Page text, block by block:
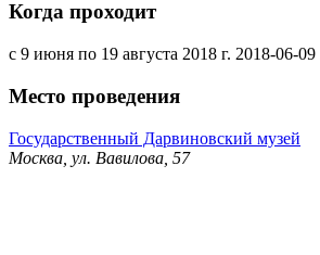
Когда проходит
с 9 июня по 19 августа 2018 г. 2018-06-09
Место проведения
Государственный Дарвиновский музей
Москва, ул. Вавилова, 57